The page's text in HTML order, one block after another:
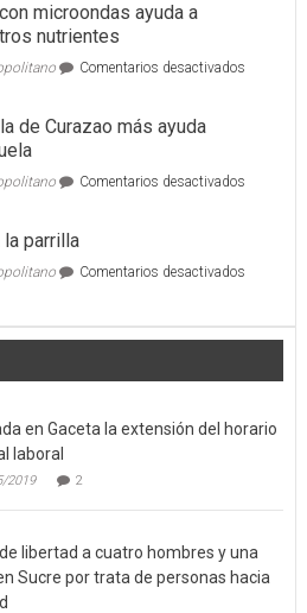
microondas ayuda a
nutrientes
Comentarios desactivadosen
y
nutrientes
de Curazao más ayuda
Comentarios desactivadosen
la
Curazao
Venezuela
parrilla
Comentarios desactivadosen
la
en Gaceta la extensión del horario
laboral
2019 2
libertad a cuatro hombres y una
Sucre por trata de personas hacia